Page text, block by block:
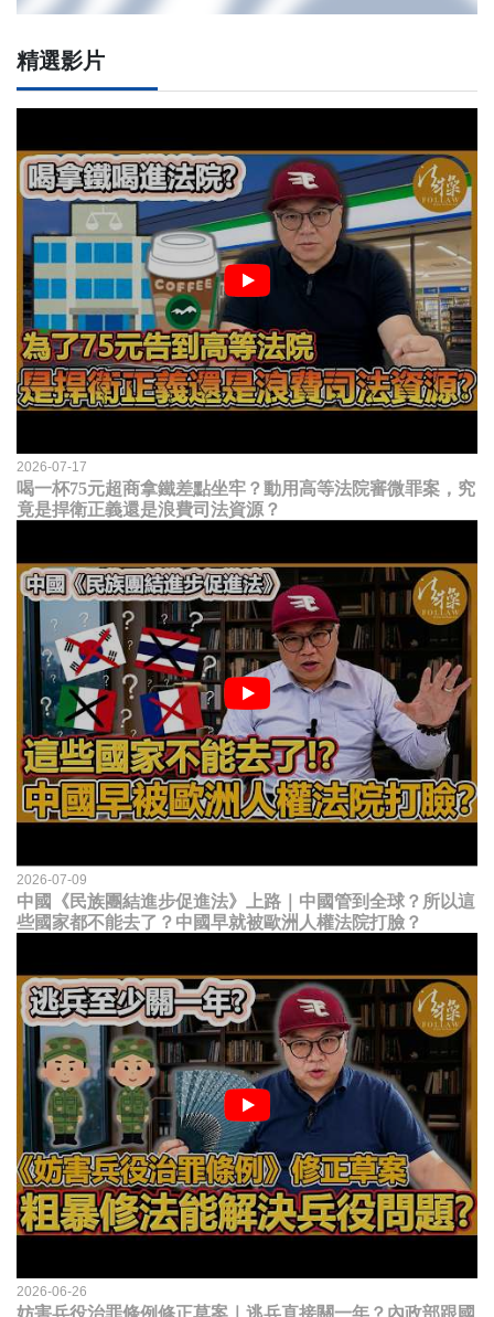
精選影片
2026-07-17
喝一杯75元超商拿鐵差點坐牢？動用高等法院審微罪案，究
竟是捍衛正義還是浪費司法資源？
2026-07-09
中國《民族團結進步促進法》上路｜中國管到全球？所以這
些國家都不能去了？中國早就被歐洲人權法院打臉？
2026-06-26